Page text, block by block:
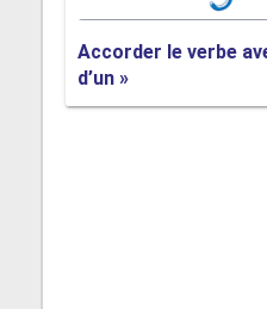
Lavie,tellequ’un
Accorder le verbe
d’un »